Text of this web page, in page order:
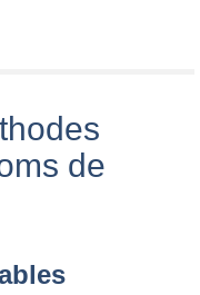
de